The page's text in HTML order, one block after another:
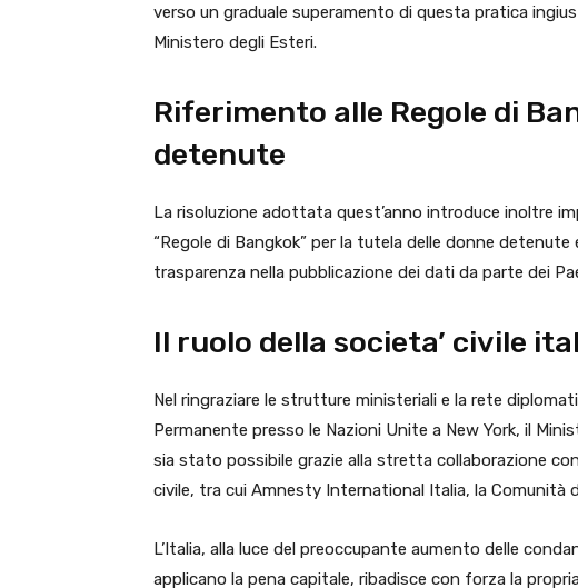
verso un graduale superamento di questa pratica
Ministero degli Esteri.
Riferimento alle Regole di
detenute
La risoluzione adottata quest’anno introduce inoltre
“Regole di Bangkok” per la tutela delle donne
trasparenza nella pubblicazione dei dati da parte dei
Il ruolo della societa’ civile
Nel ringraziare le strutture ministeriali e la rete
Permanente presso le Nazioni Unite a New York, il
sia stato possibile grazie alla stretta collaborazione
civile, tra cui Amnesty International Italia, la Comunità
L’Italia, alla luce del preoccupante aumento delle
applicano la pena capitale, ribadisce con forza la